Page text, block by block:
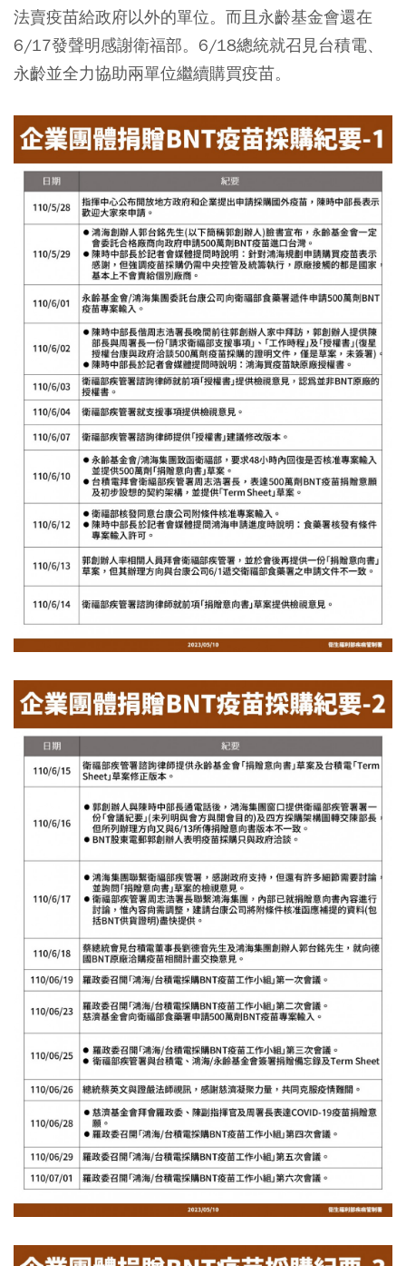
法賣疫苗給政府以外的單位。而且永齡基金會還在
6/17發聲明感謝衛福部。6/18總統就召見台積電、
永齡並全力協助兩單位繼續購買疫苗。